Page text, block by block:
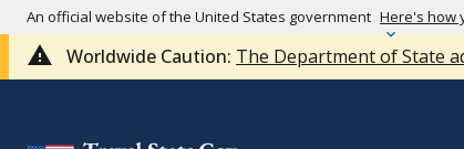
An official website of the United States government Here's how
Worldwide Caution: The Department of State